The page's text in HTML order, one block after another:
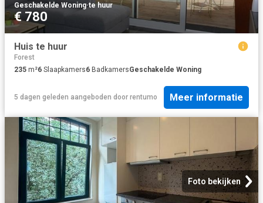
Geschakelde Woning·te huur
€ 780
Huis te huur
Forest
235 m²6 Slaapkamers6 BadkamersGeschakelde Woning
5 dagen geleden aangeboden door rentumo Meer informatie
Foto bekijken